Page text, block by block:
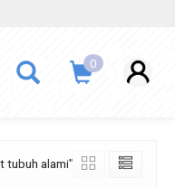
0
tubuh alami"